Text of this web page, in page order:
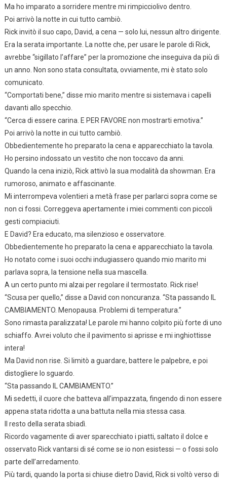
Ma ho imparato a sorridere mentre mi rimpicciolivo dentro.
Poi arrivò la notte in cui tutto cambiò.
Rick invitò il suo capo, David, a cena — solo lui, nessun altro dirigente.
Era la serata importante. La notte che, per usare le parole di Rick,
avrebbe “sigillato l’affare” per la promozione che inseguiva da più di
un anno. Non sono stata consultata, ovviamente, mi è stato solo
comunicato.
“Comportati bene,” disse mio marito mentre si sistemava i capelli
davanti allo specchio.
“Cerca di essere carina. E PER FAVORE non mostrarti emotiva.”
Poi arrivò la notte in cui tutto cambiò.
Obbedientemente ho preparato la cena e apparecchiato la tavola.
Ho persino indossato un vestito che non toccavo da anni.
Quando la cena iniziò, Rick attivò la sua modalità da showman. Era
rumoroso, animato e affascinante.
Mi interrompeva volentieri a metà frase per parlarci sopra come se
non ci fossi. Correggeva apertamente i miei commenti con piccoli
gesti compiaciuti.
E David? Era educato, ma silenzioso e osservatore.
Obbedientemente ho preparato la cena e apparecchiato la tavola.
Ho notato come i suoi occhi indugiassero quando mio marito mi
parlava sopra, la tensione nella sua mascella.
A un certo punto mi alzai per regolare il termostato. Rick rise!
“Scusa per quello,” disse a David con noncuranza. “Sta passando IL
CAMBIAMENTO. Menopausa. Problemi di temperatura.”
Sono rimasta paralizzata! Le parole mi hanno colpito più forte di uno
schiaffo. Avrei voluto che il pavimento si aprisse e mi inghiottisse
intera!
Ma David non rise. Si limitò a guardare, battere le palpebre, e poi
distogliere lo sguardo.
“Sta passando IL CAMBIAMENTO.”
Mi sedetti, il cuore che batteva all’impazzata, fingendo di non essere
appena stata ridotta a una battuta nella mia stessa casa.
Il resto della serata sbiadì.
Ricordo vagamente di aver sparecchiato i piatti, saltato il dolce e
osservato Rick vantarsi di sé come se io non esistessi — o fossi solo
parte dell’arredamento.
Più tardi, quando la porta si chiuse dietro David, Rick si voltò verso di